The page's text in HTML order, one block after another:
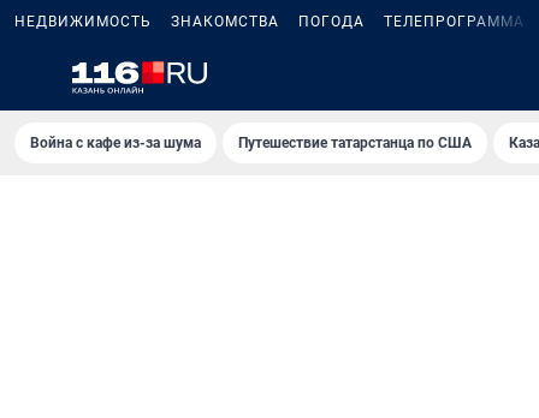
НЕДВИЖИМОСТЬ ЗНАКОМСТВА ПОГОДА ТЕЛЕПРОГРАММА
Война с кафе из-за шума Путешествие татарстанца по США